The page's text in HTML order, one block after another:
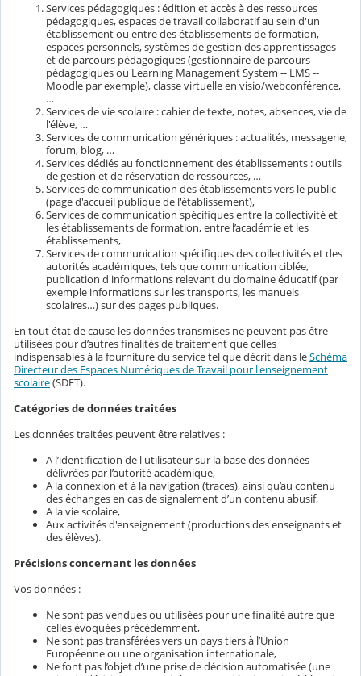
Services pédagogiques : édition et accès à des ressources
pédagogiques, espaces de travail collaboratif au sein d'un
établissement ou entre des établissements de formation,
espaces personnels, systèmes de gestion des apprentissages
et de parcours pédagogiques (gestionnaire de parcours
pédagogiques ou Learning Management System -- LMS --
Moodle par exemple), classe virtuelle en visio/webconférence,
…
Services de vie scolaire : cahier de texte, notes, absences, vie de
l'élève, …
Services de communication génériques : actualités, messagerie,
forum, blog, …
Services dédiés au fonctionnement des établissements : outils
de gestion et de réservation de ressources, …
Services de communication des établissements vers le public
(page d'accueil publique de l'établissement),
Services de communication spécifiques entre la collectivité et
les établissements de formation, entre l’académie et les
établissements,
Services de communication spécifiques des collectivités et des
autorités académiques, tels que communication ciblée,
publication d'informations relevant du domaine éducatif (par
exemple informations sur les transports, les manuels
scolaires…) sur des pages publiques.
En tout état de cause les données transmises ne peuvent pas être
utilisées pour d’autres finalités de traitement que celles
indispensables à la fourniture du service tel que décrit dans leSchéma
Directeur des Espaces Numériques de Travail pour l'enseignement
scolaire(SDET).
Catégories de données traitées
Les données traitées peuvent être relatives :
A l’identification de l'utilisateur sur la base des données
délivrées par l’autorité académique,
A la connexion et à la navigation (traces), ainsi qu’au contenu
des échanges en cas de signalement d’un contenu abusif,
A la vie scolaire,
Aux activités d'enseignement (productions des enseignants et
des élèves).
Précisions concernant les données
Vos données :
Ne sont pas vendues ou utilisées pour une finalité autre que
celles évoquées précédemment,
Ne sont pas transférées vers un pays tiers à l’Union
Européenne ou une organisation internationale,
Ne font pas l’objet d’une prise de décision automatisée (une